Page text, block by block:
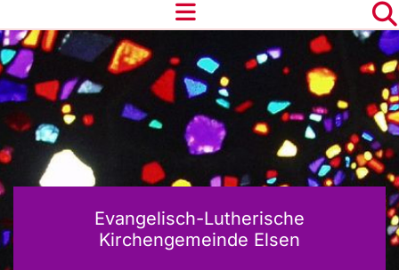
Evangelisch-Lutherische
Kirchengemeinde Elsen